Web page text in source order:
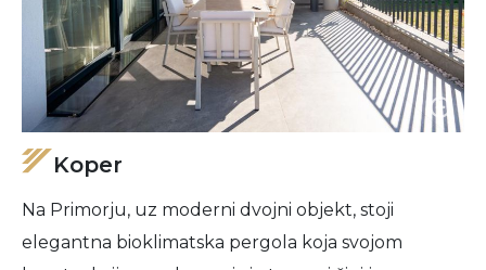
Koper
Na Primorju, uz moderni dvojni objekt, stoji
elegantna bioklimatska pergola koja svojom